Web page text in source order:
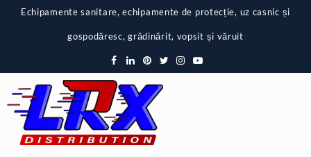
Echipamente sanitare, echipamente de protecție, uz casnic și
gospodăresc, grădinărit, vopsit și văruit